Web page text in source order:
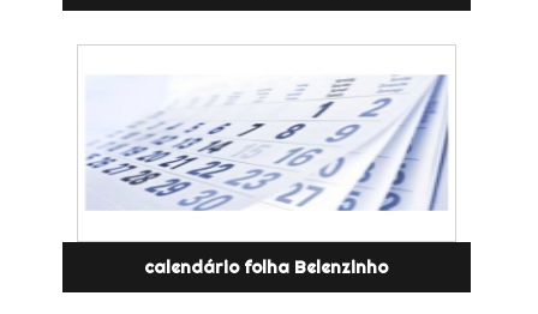
calendário folha Belenzinho